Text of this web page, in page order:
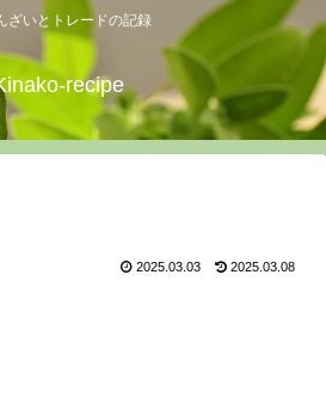
ざいとトレードの記録
recipe
2025.03.03 2025.03.08